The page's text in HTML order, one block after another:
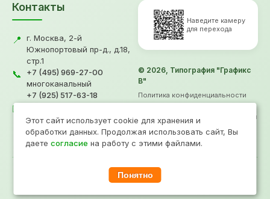
Контакты
📍
г. Москва, 2-й
Южнопортовый пр-д., д.18,
стр.1
📞
+7 (495) 969-27-00
многоканальный
+7 (925) 517-63-18
✉️
Наведите камеру
для перехода
© 2026, Типография "Графикс
В"
Политика конфиденциальности
Информация не является офертой
Продвижение
При копировании материалов прямая ссылка на сайт www.grafiksv.ru
Этот сайт использует cookie для хранения и
обработки данных. Продолжая использовать сайт, Вы
даетесогласие на работу с этими файлами.
Понятно